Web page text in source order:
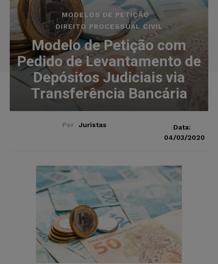
MODELOS DE PETIÇÃO
DIREITO PROCESSUAL CIVIL
Modelo de Petição com
Pedido de Levantamento de
Depósitos Judiciais via
Transferência Bancária
Por Juristas
Data:
04/03/2020